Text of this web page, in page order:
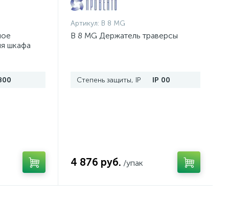
шкафа
Артикул: B 8 MG
B 8 MG Держатель траверсы
Степень защиты, IP IP 00
4 876 руб. /упак